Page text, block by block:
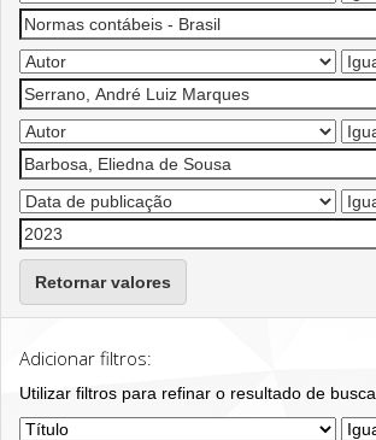
Retornar valores
Adicionar filtros:
Utilizar filtros para refinar o resultado de busca.